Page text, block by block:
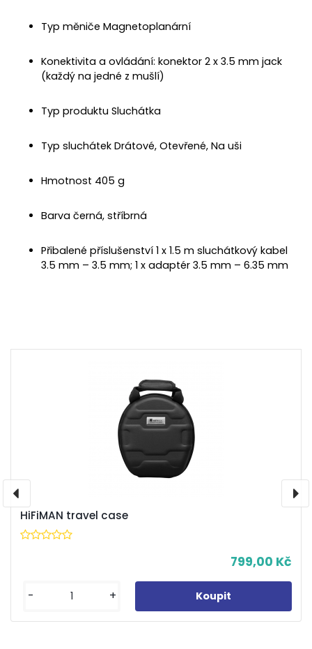
Typ měniče Magnetoplanární
Konektivita a ovládání: konektor 2 x 3.5 mm jack
(každý na jedné z mušlí)
Typ produktu Sluchátka
Typ sluchátek Drátové, Otevřené, Na uši
Hmotnost 405 g
Barva černá, stříbrná
Přibalené příslušenství 1 x 1.5 m sluchátkový kabel
3.5 mm – 3.5 mm; 1 x adaptér 3.5 mm – 6.35 mm
HiFiMAN travel case
799,00 Kč
- +